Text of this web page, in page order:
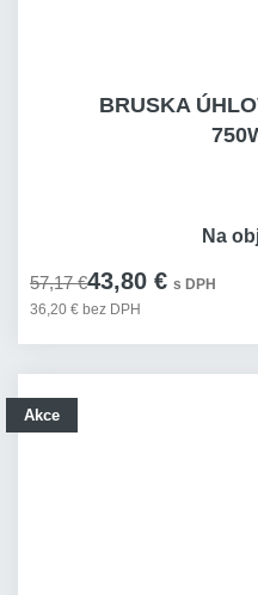
BRUSKA
57,17 €43,80 € s DPH
36,20 € bez DPH
Na
Akce